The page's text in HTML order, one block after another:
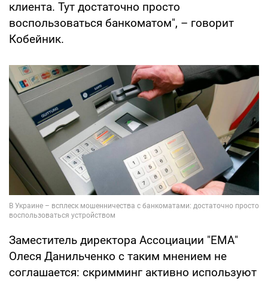
клиента. Тут достаточно просто
воспользоваться банкоматом", – говорит
Кобейник.
Заместитель директора Ассоциации "ЕМА"
Олеся Данильченко с таким мнением не
соглашается: скримминг активно используют